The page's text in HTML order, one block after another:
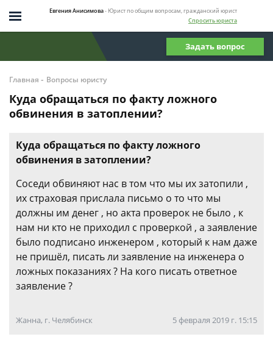
Евгения Анисимова- Юрист по общим вопросам, гражданский юрист
Спросить юриста
Задать вопрос
Главная - Вопросы юристу
Куда обращаться по факту ложного
обвинения в затоплении?
Куда обращаться по факту ложного
обвинения в затоплении?
Соседи обвиняют нас в том что мы их затопили ,
их страховая прислала письмо о то что мы
должны им денег , но акта проверок не было , к
нам ни кто не приходил с проверкой , а заявление
было подписано инженером , который к нам даже
не пришёл, писать ли заявление на инженера о
ложных показаниях ? На кого писать ответное
заявление ?
Жанна, г. Челябинск 5 февраля 2019 г. 15:15